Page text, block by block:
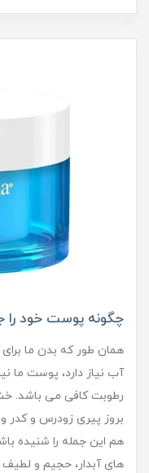
چگونه پوست خود را
همان طور که بدن ما
آب نیاز دارد، پوست ما
رطوبت کافی می باشد.
بروز پیری زودرس و
هم این جمله را شنیده
های آبدار، حجیم و